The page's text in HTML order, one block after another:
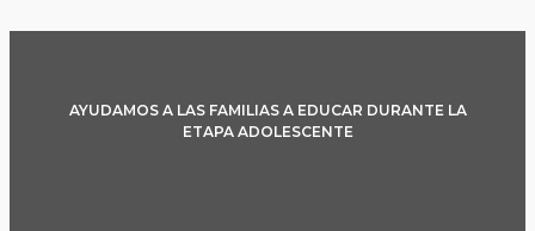
AYUDAMOS A LAS FAMILIAS A EDUCAR DURANTE LA
ETAPA ADOLESCENTE